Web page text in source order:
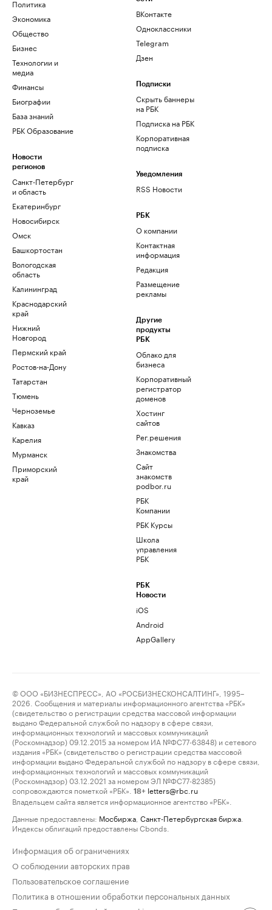
Политика
Экономика
Общество
Бизнес
Технологии и
медиа
Финансы
Биографии
База знаний
РБК Образование
Новости
регионов
Санкт-Петербург
и область
Екатеринбург
Новосибирск
Омск
Башкортостан
Вологодская
область
Калининград
Краснодарский
край
Нижний
Новгород
Пермский край
Ростов-на-Дону
Татарстан
Тюмень
Черноземье
Кавказ
Карелия
Мурманск
Приморский
край
ВКонтакте
Одноклассники
Telegram
Дзен
Подписки
Скрыть баннеры
на РБК
Подписка на РБК
Корпоративная
подписка
Уведомления
RSS Новости
РБК
О компании
Контактная
информация
Редакция
Размещение
рекламы
Другие
продукты
РБК
Облако для
бизнеса
Корпоративный
регистратор
доменов
Хостинг
сайтов
Рег.решения
Знакомства
Сайт
знакомств
podbor.ru
РБК
Компании
РБК Курсы
Школа
управления
РБК
РБК
Новости
iOS
Android
AppGallery
© ООО «БИЗНЕСПРЕСС», АО «РОСБИЗНЕСКОНСАЛТИНГ», 1995–
2026. Сообщения и материалы информационного агентства «РБК»
(свидетельство о регистрации средства массовой информации
выдано Федеральной службой по надзору в сфере связи,
информационных технологий и массовых коммуникаций
(Роскомнадзор) 09.12.2015 за номером ИА №ФС77-63848) и сетевого
издания «РБК» (свидетельство о регистрации средства массовой
информации выдано Федеральной службой по надзору в сфере связи,
информационных технологий и массовых коммуникаций
(Роскомнадзор) 03.12.2021 за номером ЭЛ №ФС77-82385)
сопровождаются пометкой «РБК».
18+ letters@rbc.ru
Владельцем сайта является информационное агентство «РБК».
Данные предоставлены: Мосбиржа Санкт-Петербургская биржа
Индексы облигаций предоставлены Cbonds.
Информация об ограничениях
О соблюдении авторских прав
Пользовательское соглашение
Политика в отношении обработки персональных данных